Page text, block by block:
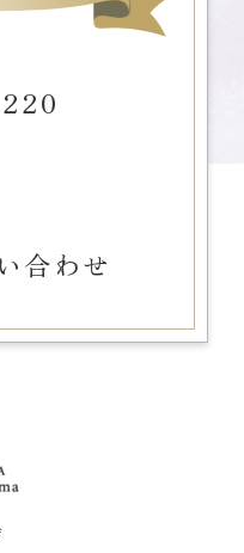
合わせ